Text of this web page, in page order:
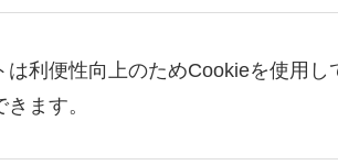
は利便性向上のためCookieを使用
ます。